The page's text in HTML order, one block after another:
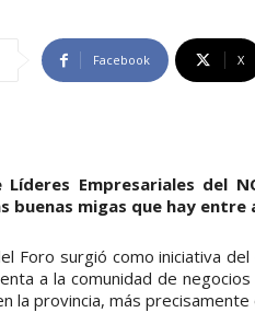
Facebook X
Líderes Empresariales del
buenas migas que hay entre
Foro surgió como iniciativa
a la comunidad de
la provincia, más